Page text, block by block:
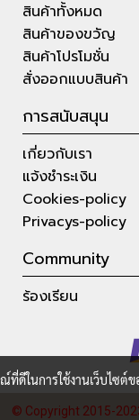
สินค้าทั้งหมด
สินค้าของขวัญ
สินค้าโปรโมชั่น
สั่งออกแบบสินค้า
การสนับสนุน
เกี่ยวกับเรา
แจ้งชำระเงิน
Cookies-policy
Privacys-policy
Community
ร้องเรียน
© Copyright 2015-
ดีในการใช้งานเว็บไซต์